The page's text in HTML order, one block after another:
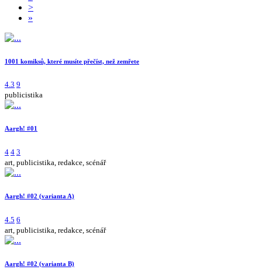
>
»
1001 komiksů, které musíte přečíst, než zemřete
4.3 9
publicistika
Aargh! #01
4 4 3
art, publicistika, redakce, scénář
Aargh! #02 (varianta A)
4.5 6
art, publicistika, redakce, scénář
Aargh! #02 (varianta B)